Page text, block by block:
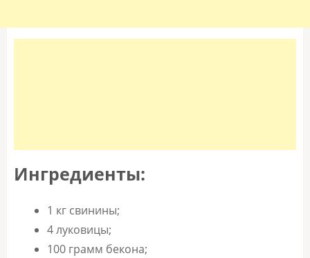
Ингредиенты:
1 кг свинины;
4 луковицы;
100 грамм бекона;